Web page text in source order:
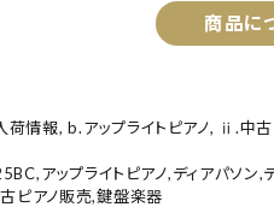
商品に
荷情報,b.アップライトピアノ, ⅱ.中古
,アップライトピアノ,ディアパソン,
ピアノ販売,鍵盤楽器